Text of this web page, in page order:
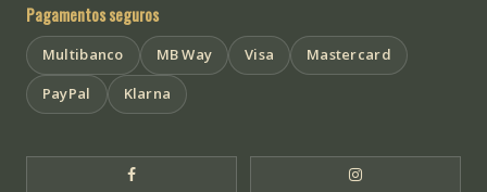
Pagamentos seguros
Multibanco MB Way Visa
Mastercard
PayPal
Klarna
Facebook Templo de Buda Instagram